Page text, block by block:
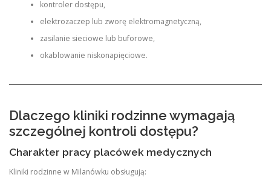
kontroler dostępu,
elektrozaczep lub zworę elektromagnetyczną,
zasilanie sieciowe lub buforowe,
okablowanie niskonapięciowe.
Dlaczego kliniki rodzinne wymagają
szczególnej kontroli dostępu?
Charakter pracy placówek medycznych
Kliniki rodzinne w Milanówku obsługują: